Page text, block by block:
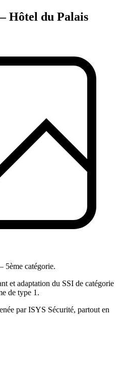
Hôtel du Palais
catégorie.
et adaptation du SSI de catégorie
de type 1.
par ISYS Sécurité, partout en